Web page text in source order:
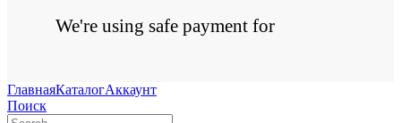
We're using safe payment for
ГлавнаяКаталогАккаунт
Поиск